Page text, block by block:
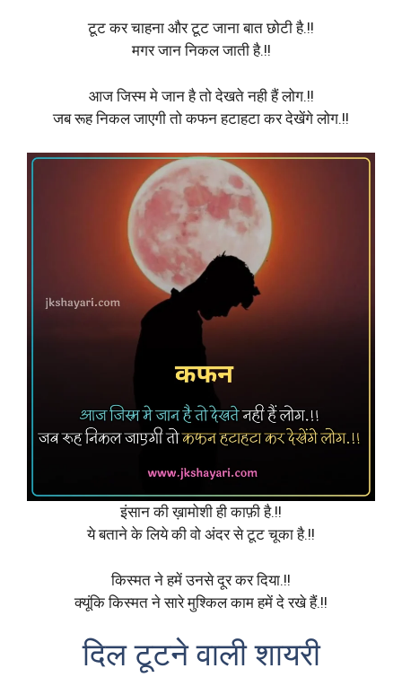
टूट कर चाहना और टूट जाना बात छोटी है.!!
मगर जान निकल जाती है.!!
आज जिस्म मे जान है तो देखते नही हैं लोग.!!
जब रूह निकल जाएगी तो कफन हटाहटा कर देखेंगे लोग.!!
इंसान की ख़ामोशी ही काफ़ी है.!!
ये बताने के लिये की वो अंदर से टूट चूका है.!!
किस्मत ने हमें उनसे दूर कर दिया.!!
क्यूंकि किस्मत ने सारे मुश्किल काम हमें दे रखे हैं.!!
दिल टूटने वाली शायरी